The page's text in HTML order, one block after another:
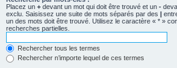
Placez un + devant un mot qui doit être trouvé et un -
exclu. Saisissez une suite de mots séparés par des |
un des mots doit être trouvé. Utilisez le caractère « * »
recherches partielles.
Rechercher tous les termes
Rechercher n’importe lequel de ces termes